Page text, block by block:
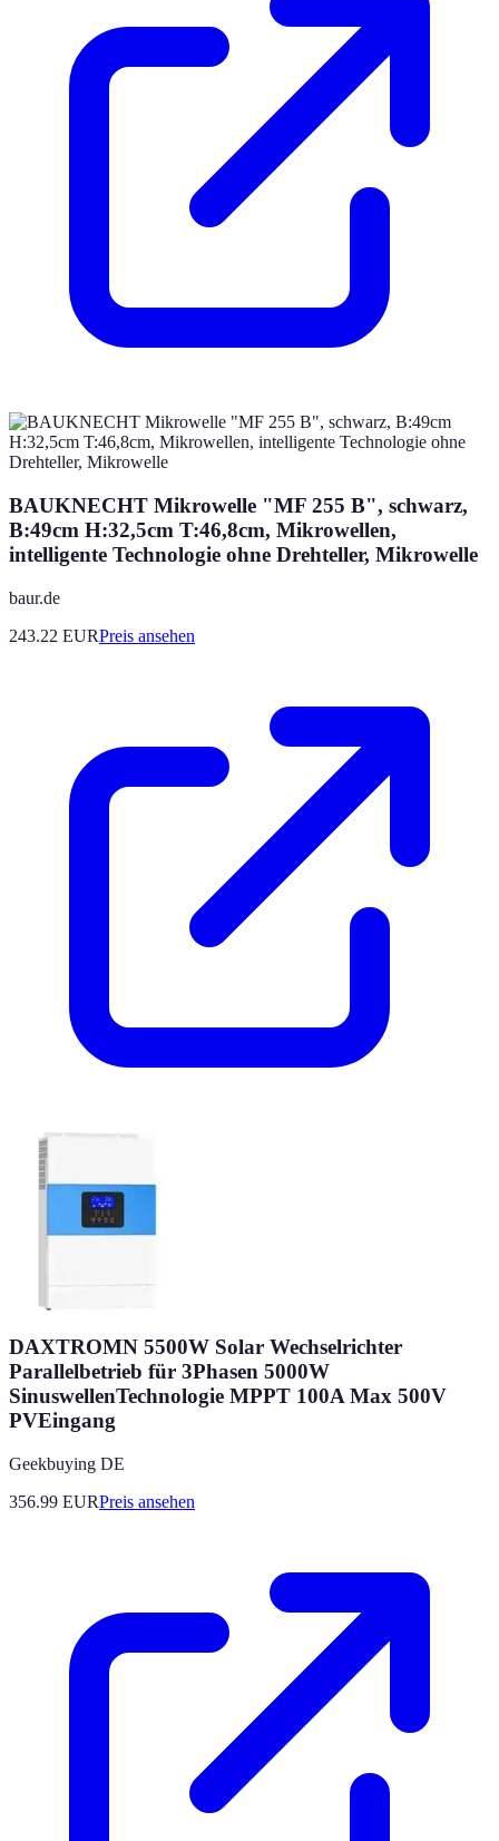
BAUKNECHT Mikrowelle "MF 255 B", schwarz,
B:49cm H:32,5cm T:46,8cm, Mikrowellen,
intelligente Technologie ohne Drehteller, Mikrowelle
baur.de
243.22 EURPreis ansehen
DAXTROMN 5500W Solar Wechselrichter
Parallelbetrieb für 3Phasen 5000W
SinuswellenTechnologie MPPT 100A Max 500V
PVEingang
Geekbuying DE
356.99 EURPreis ansehen